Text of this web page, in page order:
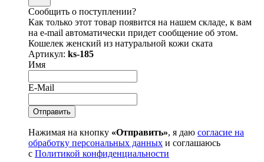
Сообщить о поступлении?
Как только этот товар появится на нашем складе, к вам
на e-mail автоматически придет сообщение об этом.
Кошелек женский из натуральной кожи ската
Артикул: ks-185
Имя
E-Mail
Нажимая на кнопку «Отправить», я даю согласие на
обработку персональных данных и соглашаюсь
с Политикой конфиденциальности